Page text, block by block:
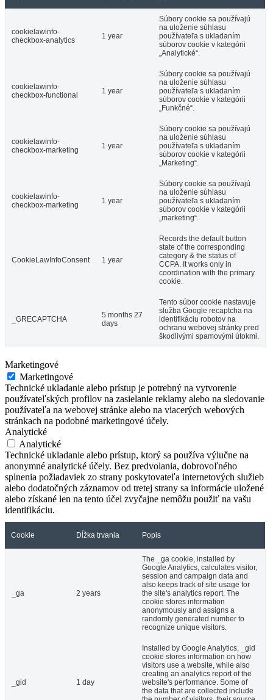
cookielawinfo-
checkbox-analytics
1 year
Súbory cookie sa používajú
na uloženie súhlasu
používateľa s ukladaním
súborov cookie v kategórii
„Analytické“.
cookielawinfo-
checkbox-functional
1 year
Súbory cookie sa používajú
na uloženie súhlasu
používateľa s ukladaním
súborov cookie v kategórii
„Funkčné“.
cookielawinfo-
checkbox-marketing
1 year
Súbory cookie sa používajú
na uloženie súhlasu
používateľa s ukladaním
súborov cookie v kategórii
„Marketing“.
cookielawinfo-
checkbox-marketing
1 year
Súbory cookie sa používajú
na uloženie súhlasu
používateľa s ukladaním
súborov cookie v kategórii
„marketing“.
CookieLawInfoConsent 1 year
Records the default button
state of the corresponding
category & the status of
CCPA. It works only in
coordination with the primary
cookie.
_GRECAPTCHA
5 months 27
days
Tento súbor cookie nastavuje
služba Google recaptcha na
identifikáciu robotov na
ochranu webovej stránky pred
škodlivými spamovými útokmi.
Marketingové
Marketingové
Technické ukladanie alebo prístup je potrebný na vytvorenie
používateľských profilov na zasielanie reklamy alebo na sledovanie
používateľa na webovej stránke alebo na viacerých webových
stránkach na podobné marketingové účely.
Analytické
Analytické
Technické ukladanie alebo prístup, ktorý sa používa výlučne na
anonymné analytické účely. Bez predvolania, dobrovoľného
splnenia požiadaviek zo strany poskytovateľa internetových služieb
alebo dodatočných záznamov od tretej strany sa informácie uložené
alebo získané len na tento účel zvyčajne nemôžu použiť na vašu
identifikáciu.
Cookie Dĺžka trvania Popis
_ga 2 years
The _ga cookie, installed by
Google Analytics, calculates visitor,
session and campaign data and
also keeps track of site usage for
the site's analytics report. The
cookie stores information
anonymously and assigns a
randomly generated number to
recognize unique visitors.
_gid 1 day
Installed by Google Analytics, _gid
cookie stores information on how
visitors use a website, while also
creating an analytics report of the
website's performance. Some of
the data that are collected include